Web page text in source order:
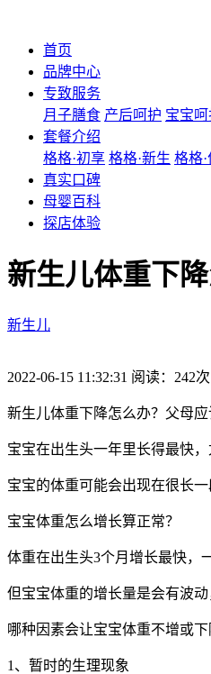
首页
品牌中心
专致服务
月子膳食 产后呵护 宝宝呵
套餐介绍
格格·初享 格格·新生 格格
真实口碑
母婴百科
探店体验
新生儿体重下
新生儿
2022-06-15 11:32:31 阅读：242次
新生儿体重下降怎么办？父母应
宝宝在出生头一年里长得最快
宝宝的体重可能会出现在很长
宝宝体重怎么增长算正常？
体重在出生头3个月增长最快，
但宝宝体重的增长量是会有波
哪种因素会让宝宝体重不增或下
1、暂时的生理现象